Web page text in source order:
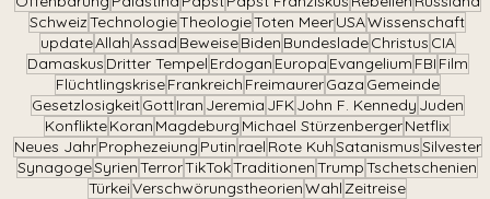
SchweizTechnologieTheologieToten MeerUSAWissenschaft
updateAllahAssad BeweiseBiden BundesladeChristus CIA
Damaskus Dritter Tempel Erdogan Europa Evangelium FBI Film
FlüchtlingskriseFrankreich FreimaurerGaza Gemeinde
GesetzlosigkeitGottIran Jeremia JFKJohn F. Kennedy Juden
KonflikteKoran Magdeburg Michael StürzenbergerNetflix
Neues JahrProphezeiung Putin rael Rote KuhSatanismusSilvester
SynagogeSyrienTerrorTikTokTraditionenTrumpTschetschenien
TürkeiVerschwörungstheorienWahlZeitreise